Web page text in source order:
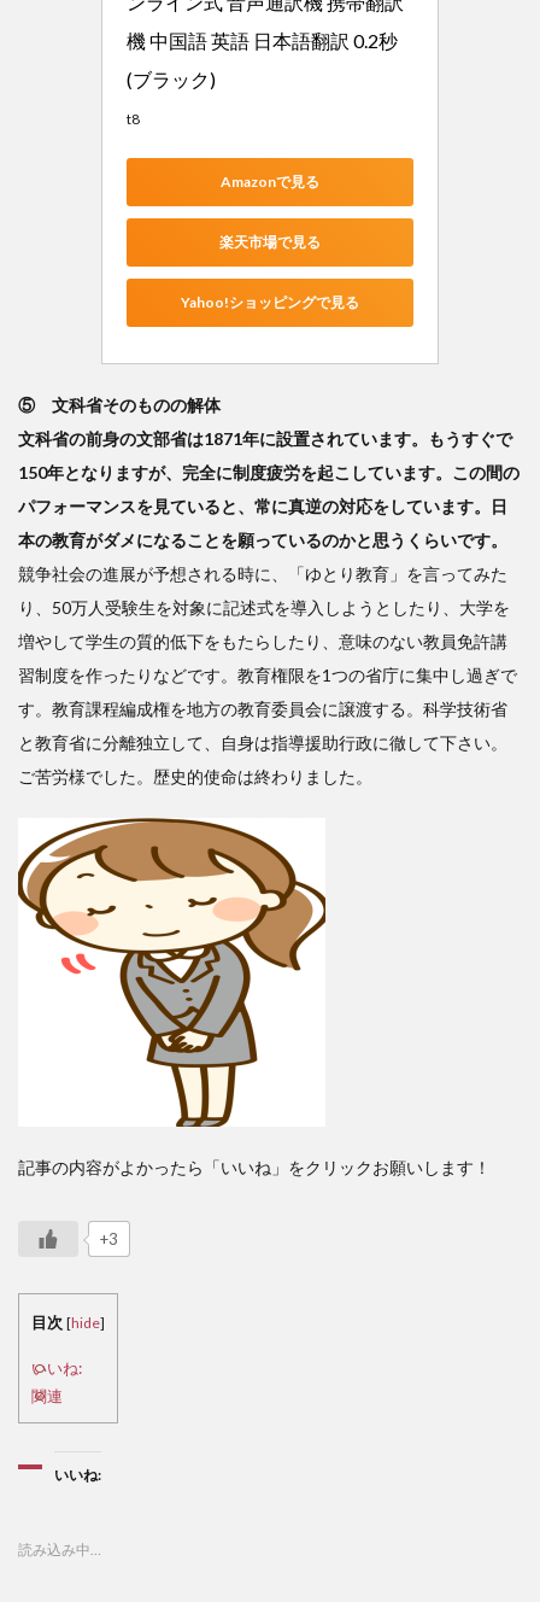
機 中国語 英語 日本語翻訳 0.2秒
(ブラック)
t8
Amazonで見る
楽天市場で見る
Yahoo!ショッピングで見る
⑤ 文科省そのものの解体
文科省の前身の文部省は1871年に設置されています。もうすぐで
150年となりますが、完全に制度疲労を起こしています。この間の
パフォーマンスを見ていると、常に真逆の対応をしています。日
本の教育がダメになることを願っているのかと思うくらいです。
競争社会の進展が予想される時に、「ゆとり教育」を言ってみた
り、50万人受験生を対象に記述式を導入しようとしたり、大学を
増やして学生の質的低下をもたらしたり、意味のない教員免許講
習制度を作ったりなどです。教育権限を1つの省庁に集中し過ぎで
す。教育課程編成権を地方の教育委員会に譲渡する。科学技術省
と教育省に分離独立して、自身は指導援助行政に徹して下さい。
ご苦労様でした。歴史的使命は終わりました。
記事の内容がよかったら「いいね」をクリックお願いします！
+3
目次 [hide]
いいね:
関連
いいね:
読み込み中…